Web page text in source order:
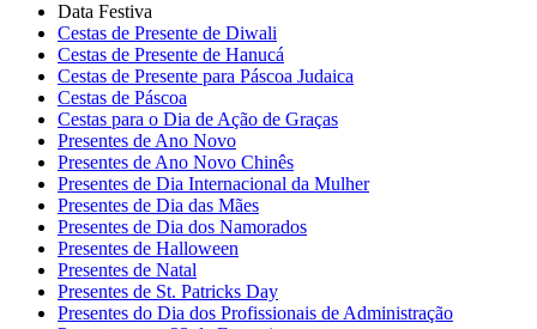
Data Festiva
Cestas de Presente de Diwali
Cestas de Presente de Hanucá
Cestas de Presente para Páscoa Judaica
Cestas de Páscoa
Cestas para o Dia de Ação de Graças
Presentes de Ano Novo
Presentes de Ano Novo Chinês
Presentes de Dia Internacional da Mulher
Presentes de Dia das Mães
Presentes de Dia dos Namorados
Presentes de Halloween
Presentes de Natal
Presentes de St. Patricks Day
Presentes do Dia dos Profissionais de Administração